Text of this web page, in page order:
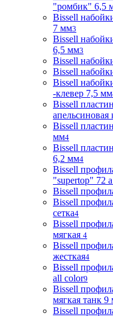
"ромбик" 6,5
Bissell
7 мм3
Bissell
6,5 мм3
Bissell
Bissell
Bissell
-клевер 7,5 мм
Bissell
апельсиновая
Bissell
мм4
Bissell
6,2 мм4
Bissell
"supertop" 72
Bissell
Bissell
сетка4
Bissell
мягкая 4
Bissell
жесткая4
Bissell
all color9
Bissell
мягкая танк 9
Bissell